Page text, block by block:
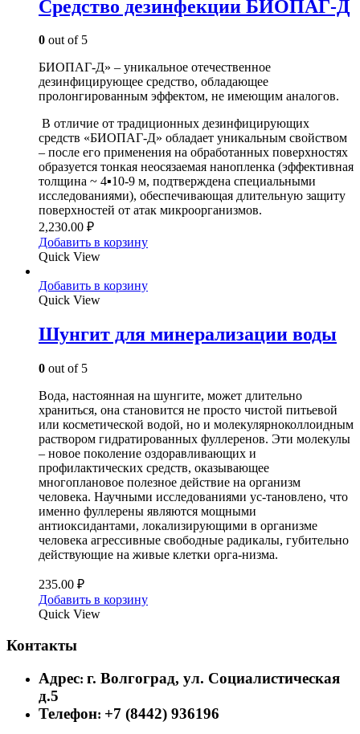
Средство дезинфекции БИОПАГ-Д
0 out of 5
БИОПАГ-Д» – уникальное отечественное
дезинфицирующее средство, обладающее
пролонгированным эффектом, не имеющим аналогов.
В отличие от традиционных дезинфицирующих
средств «БИОПАГ-Д» обладает уникальным свойством
– после его применения на обработанных поверхностях
образуется тонкая неосязаемая нанопленка (эффективная
толщина ~ 4▪10-9 м, подтверждена специальными
исследованиями), обеспечивающая длительную защиту
поверхностей от атак микроорганизмов.
2,230.00 ₽
Добавить в корзину
Quick View
Добавить в корзину
Quick View
Шунгит для минерализации воды
0 out of 5
Вода, настоянная на шунгите, может длительно
храниться, она становится не просто чистой питьевой
или косметической водой, но и молекулярно­коллоидным
раствором гидратированных фуллеренов. Эти молекулы
– новое поколение оздоравливающих и
профилактических средств, оказывающее
многоплановое полезное действие на организм
человека. Научными исследованиями ус-тановлено, что
именно фуллерены являются мощными
антиоксидантами, локализирующими в организме
человека агрессивные свободные радикалы, губительно
действующие на живые клетки орга-низма.
235.00 ₽
Добавить в корзину
Quick View
Контакты
Адрес: г. Волгоград, ул. Социалистическая
д.5
Телефон: +7 (8442) 936196